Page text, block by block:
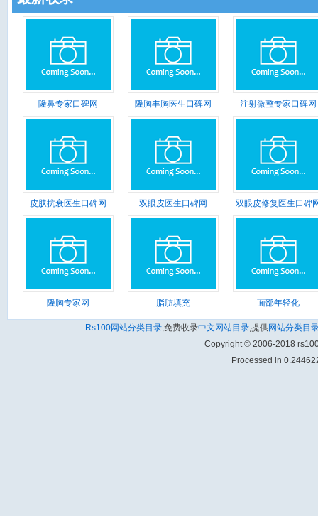
隆鼻专家口碑网 隆胸丰胸医生口碑网 注射微整专家口碑网
皮肤抗衰医生口碑网 双眼皮医生口碑网 双眼皮修复医生口碑
隆胸专家网 脂肪填充 面部年轻化
Rs100网站分类目录,免费收录中文网站目录,提供网站分类目
Copyright © 2006-2018
Processed in